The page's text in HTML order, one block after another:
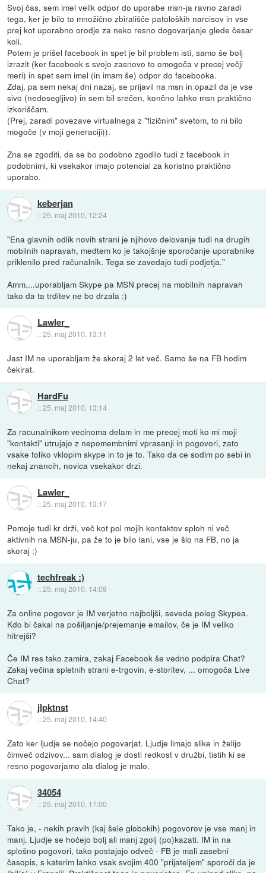
Svoj čas, sem imel velik odpor do uporabe msn-ja ravno zaradi
tega, ker je bilo to množično zbirališče patoloških narcisov in vse
prej kot uporabno orodje za neko resno dogovarjanje glede česar
koli.
Potem je prišel facebook in spet je bil problem isti, samo še bolj
izrazit (ker facebook s svojo zasnovo to omogoča v precej večji
meri) in spet sem imel (in imam še) odpor do facebooka.
Zdaj, pa sem nekaj dni nazaj, se prijavil na msn in opazil da je vse
sivo (nedosegljivo) in sem bil srečen, končno lahko msn praktično
izkoriščam.
(Prej, zaradi povezave virtualnega z "fizičnim" svetom, to ni bilo
mogoče (v moji generaciji)).
Zna se zgoditi, da se bo podobno zgodilo tudi z facebook in
podobnimi, ki vsekakor imajo potencial za koristno praktično
uporabo.
keberjan
::25. maj 2010, 12:24
"Ena glavnih odlik novih strani je njihovo delovanje tudi na drugih
mobilnih napravah, medtem ko je takojšnje sporočanje uporabnike
priklenilo pred računalnik. Tega se zavedajo tudi podjetja."
Amm....uporabljam Skype pa MSN precej na mobilnih napravah
tako da ta trditev ne bo drzala :)
Lawler_
::25. maj 2010, 13:11
Jast IM ne uporabljam že skoraj 2 let več. Samo še na FB hodim
čekirat.
HardFu
::25. maj 2010, 13:14
Za racunalnikom vecinoma delam in me precej moti ko mi moji
"kontakti" utrujajo z nepomembnimi vprasanji in pogovori, zato
vsake toliko vklopim skype in to je to. Tako da ce sodim po sebi in
nekaj znancih, novica vsekakor drzi.
Lawler_
::25. maj 2010, 13:17
Pomoje tudi kr drži, več kot pol mojih kontaktov sploh ni več
aktivnih na MSN-ju, pa že to je bilo lani, vse je šlo na FB, no ja
skoraj :)
techfreak :)
::25. maj 2010, 14:08
Za online pogovor je IM verjetno najboljši, seveda poleg Skypea.
Kdo bi čakal na pošiljanje/prejemanje emailov, če je IM veliko
hitrejši?
Če IM res tako zamira, zakaj Facebook še vedno podpira Chat?
Zakaj večina spletnih strani e-trgovin, e-storitev, ... omogoča Live
Chat?
jlpktnst
::25. maj 2010, 14:40
Zato ker ljudje se nočejo pogovarjat. Ljudje limajo slike in želijo
čimveč odzivov... sam dialog je dosti redkost v družbi, tistih ki se
resno pogovarjamo ala dialog je malo.
34054
::25. maj 2010, 17:00
Tako je, - nekih pravih (kaj šele globokih) pogovorov je vse manj in
manj. Ljudje se hočejo bolj ali manj zgolj (po)kazati. IM in na
splošno pogovori, tako postajajo odveč - FB je mali zasebni
časopis, s katerim lahko vsak svojim 400 "prijateljem" sporoči da je